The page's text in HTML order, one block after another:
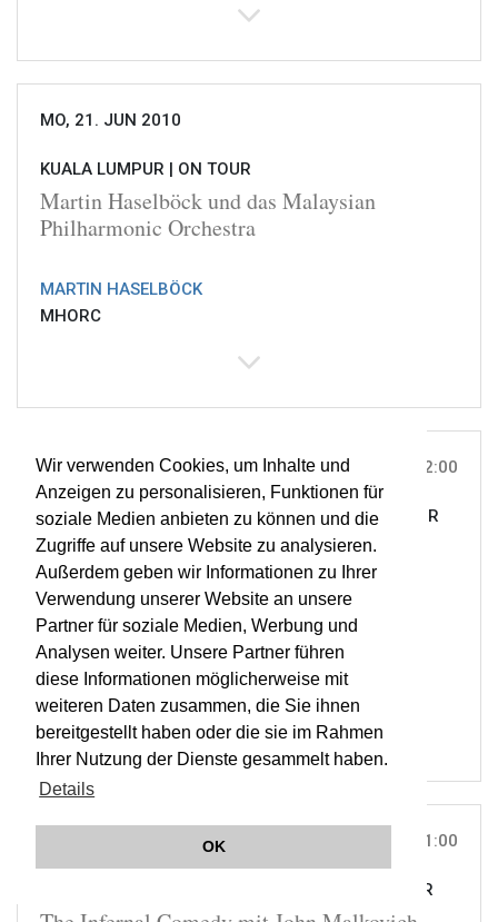
Wir verwenden Cookies, um Inhalte und
Anzeigen zu personalisieren, Funktionen für
soziale Medien anbieten zu können und die
Zugriffe auf unsere Website zu analysieren.
Außerdem geben wir Informationen zu Ihrer
Verwendung unserer Website an unsere
Partner für soziale Medien, Werbung und
Analysen weiter. Unsere Partner führen
diese Informationen möglicherweise mit
weiteren Daten zusammen, die Sie ihnen
bereitgestellt haben oder die sie im Rahmen
Ihrer Nutzung der Dienste gesammelt haben.
Details
OK
MO, 21. JUN 2010
KUALA LUMPUR | ON TOUR
Martin Haselböck und das Malaysian
Philharmonic Orchestra
MARTIN HASELBÖCK
MHORC
DO, 01. JUL 2010 22:00
AUDITORIUM OSCAR NIEMEYER, ITALIEN |ON TOUR
The Infernal Comedy
ORCHESTER WIENER AKADEMIE
MARTIN HASELBÖCK
OWA
BHN
21:00
ON TOUR